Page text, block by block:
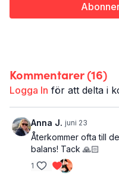
få en lugn och skön stund.
Du behöver: bolster, eller
filt, handduk eller matta
Kommentarer (16)
Logga In för att delta i
Anna J. juni 23
Återkommer ofta till
balans! Tack 🙏🏻
1